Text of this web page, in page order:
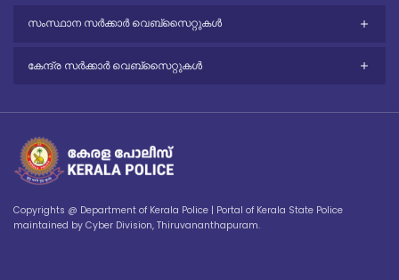
സംസ്ഥാന സർക്കാർ വെബ്സൈറ്റുകൾ
കേന്ദ്ര സർക്കാർ വെബ്സൈറ്റുകൾ
Copyrights @ Department of Kerala Police | Portal of Kerala State Police
maintained by Cyber Division, Thiruvananthapuram.